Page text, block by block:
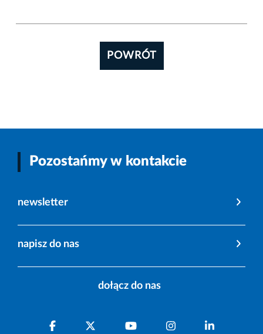
POWRÓT
Pozostańmy w kontakcie
newsletter
napisz do nas
dołącz do nas